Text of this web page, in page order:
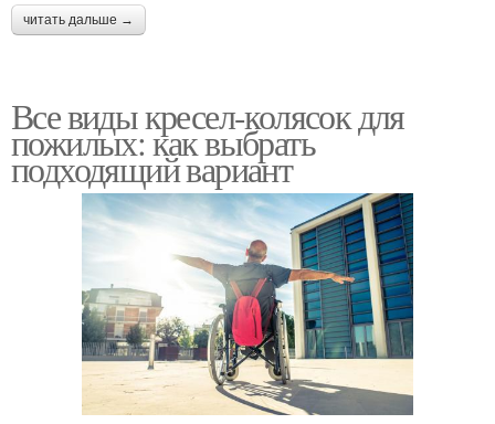
читать дальше →
Все виды кресел-колясок для
пожилых: как выбрать
подходящий вариант